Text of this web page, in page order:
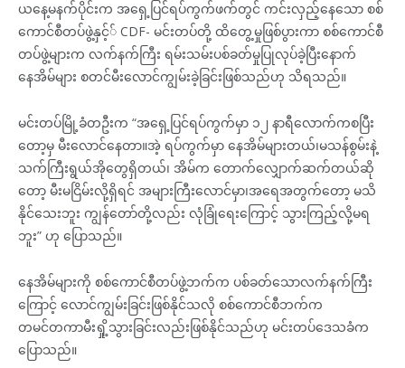
ယနေ့မနက်ပိုင်းက အရှေ့ပြင်ရပ်ကွက်ဖက်တွင် ကင်းလှည့်နေသော စစ်
ကောင်စီတပ်ဖွဲ့နှင့်် CDF- မင်းတပ်တို့ ထိတွေ့မှုဖြစ်ပွားကာ စစ်ကောင်စီ
တပ်ဖွဲ့များက လက်နက်ကြီး ရမ်းသမ်းပစ်ခတ်မှုပြုလုပ်ခဲ့ပြီးနောက်
နေအိမ်များ စတင်မီးလောင်ကျွမ်းခဲ့ခြင်းဖြစ်သည်ဟု သိရသည်။
မင်းတပ်မြို့ခံတဦးက “အရှေ့ပြင်ရပ်ကွက်မှာ ၁၂ နာရီလောက်ကစပြီး
တော့မှ မီးလောင်နေတာ။အဲ့ ရပ်ကွက်မှာ နေအိမ်များတယ်၊မသန်စွမ်းနဲ့
သက်ကြီးရွယ်အိုတွေရှိတယ်၊ အိမ်က တောက်လျှောက်ဆက်တယ်ဆို
တော့ မီးမငြိမ်းလို့ရှိရင် အများကြီးလောင်မှာ၊အရေအတွက်တော့ မသိ
နိုင်သေးဘူး ကျွန်တော်တို့လည်း လုံခြုံရေးကြောင့် သွားကြည့်လို့မရ
ဘူး” ဟု ပြောသည်။
နေအိမ်များကို စစ်ကောင်စီတပ်ဖွဲ့ဘက်က ပစ်ခတ်သောလက်နက်ကြီး
ကြောင့် လောင်ကျွမ်းခြင်းဖြစ်နိုင်သလို စစ်ကောင်စီဘက်က
တမင်တကာမီးရှို့သွားခြင်းလည်းဖြစ်နိုင်သည်ဟု မင်းတပ်ဒေသခံက
ပြောသည်။